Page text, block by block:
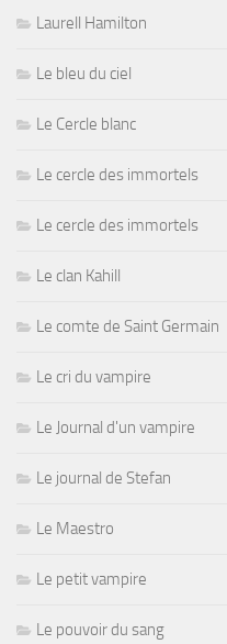
Laurell Hamilton
Le bleu du ciel
Le Cercle blanc
Le cercle des immortels
Le cercle des immortels
Le clan Kahill
Le comte de Saint Germain
Le cri du vampire
Le Journal d'un vampire
Le journal de Stefan
Le Maestro
Le petit vampire
Le pouvoir du sang